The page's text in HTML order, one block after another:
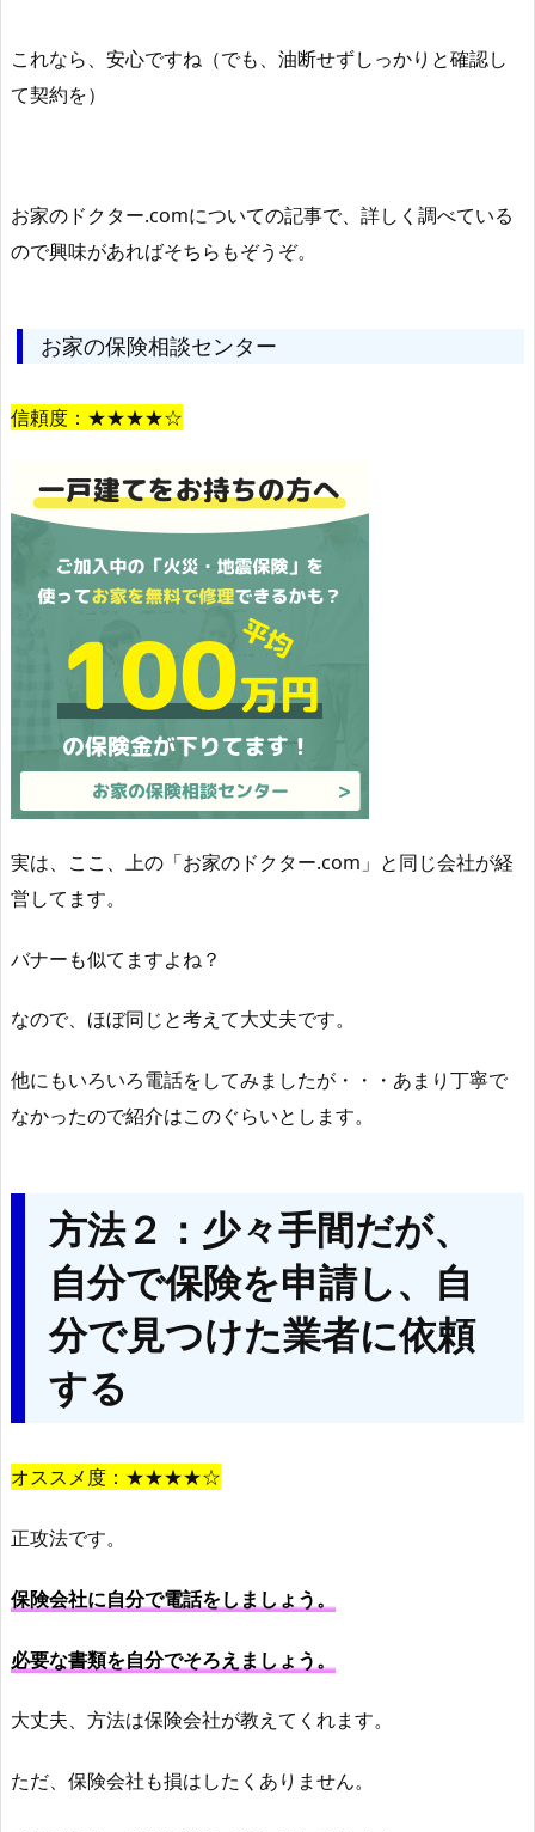
これなら、安心ですね（でも、油断せずしっかりと確認し
て契約を）
お家のドクター.comについての記事で、詳しく調べている
ので興味があればそちらもぞうぞ。
お家の保険相談センター
信頼度：★★★★☆
実は、ここ、上の「お家のドクター.com」と同じ会社が経
営してます。
バナーも似てますよね？
なので、ほぼ同じと考えて大丈夫です。
他にもいろいろ電話をしてみましたが・・・あまり丁寧で
なかったので紹介はこのぐらいとします。
方法２：少々手間だが、
自分で保険を申請し、自
分で見つけた業者に依頼
する
オススメ度：★★★★☆
正攻法です。
保険会社に自分で電話をしましょう。
必要な書類を自分でそろえましょう。
大丈夫、方法は保険会社が教えてくれます。
ただ、保険会社も損はしたくありません。